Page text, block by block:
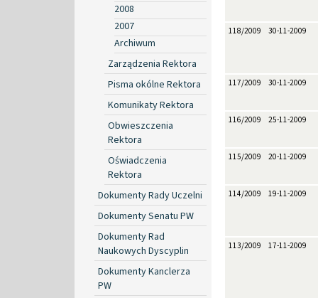
2008
2007
Archiwum
Zarządzenia Rektora
Pisma okólne Rektora
Komunikaty Rektora
Obwieszczenia
Rektora
Oświadczenia
Rektora
Dokumenty Rady Uczelni
Dokumenty Senatu PW
Dokumenty Rad
Naukowych Dyscyplin
Dokumenty Kanclerza
PW
118/2009 30-11-2009
117/2009 30-11-2009
116/2009 25-11-2009
115/2009 20-11-2009
114/2009 19-11-2009
113/2009 17-11-2009